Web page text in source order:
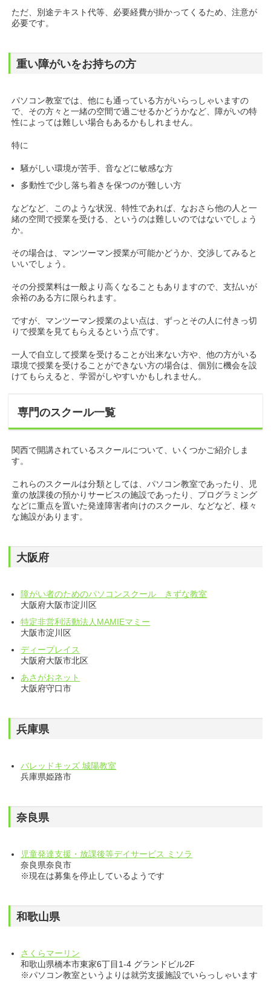
ただ、別途テキスト代等、必要経費が掛かってくるため、注意が
必要です。
重い障がいをお持ちの方
パソコン教室では、他にも通っている方がいらっしゃいますの
で、その方々と一緒の空間で過ごせるかどうかなど、障がいの特
性によっては難しい場合もあるかもしれません。
特に
騒がしい環境が苦手、音などに敏感な方
多動性で少し落ち着きを保つのが難しい方
などなど、このような状況、特性であれば、なおさら他の人と一
緒の空間で授業を受ける、というのは難しいのではないでしょう
か。
その場合は、マンツーマン授業が可能かどうか、交渉してみると
いいでしょう。
その分授業料は一般より高くなることもありますので、支払いが
余裕のある方に限られます。
ですが、マンツーマン授業のよい点は、ずっとその人に付きっ切
りで授業を見てもらえるという点です。
一人で自立して授業を受けることが出来ない方や、他の方がいる
環境で授業を受けることができない方の場合は、個別に機会を設
けてもらえると、学習がしやすいかもしれません。
専門のスクール一覧
関西で開講されているスクールについて、いくつかご紹介しま
す。
これらのスクールは分類としては、パソコン教室であったり、児
童の放課後の預かりサービスの施設であったり、プログラミング
などに重点を置いた発達障害者向けのスクール、などなど、様々
な施設があります。
大阪府
障がい者のためのパソコンスクール きずな教室
大阪府大阪市淀川区
特定非営利活動法人MAMIEマミー
大阪市淀川区
ディープレイス
大阪府大阪市北区
あさがおネット
大阪府守口市
兵庫県
バレッドキッズ 城陽教室
兵庫県姫路市
奈良県
児童発達支援・放課後等デイサービス ミソラ
奈良県奈良市
※現在は募集を停止しているようです
和歌山県
さくらマーリン
和歌山県橋本市東家6丁目1-4 グランドビル2F
※パソコン教室というよりは就労支援施設でいらっしゃいます